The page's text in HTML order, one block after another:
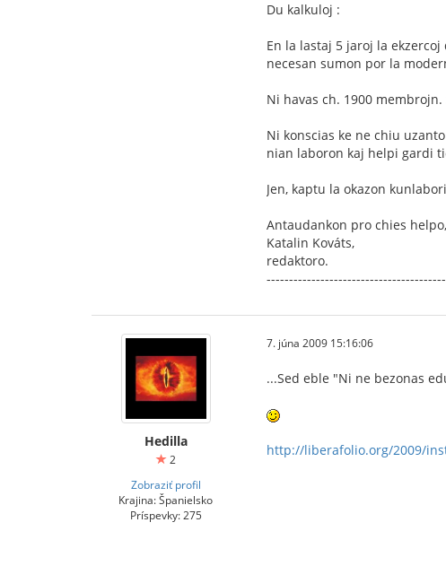
Du kalkuloj :
En la lastaj 5 jaroj la
necesan sumon por la
Ni havas ch. 1900
Ni konscias ke ne chiu
nian laboron kaj helpi gardi
Jen, kaptu la okazon
Antaudankon pro chies helpo,
Katalin Kováts,
redaktoro.
Hedilla
2
Zobraziť profil
Krajina: Španielsko
Príspevky: 275
7. júna 2009 15:16:06
...Sed eble "Ni ne bezonas
http://liberafolio.org/2009/